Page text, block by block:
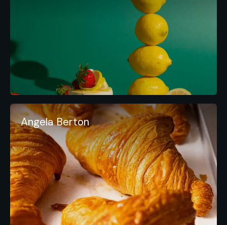
Angela Berton